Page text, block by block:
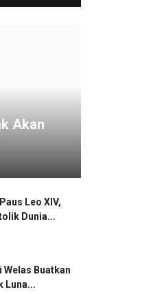
Akan
Leo XIV,
Dunia...
Welas Buatkan
Luna...